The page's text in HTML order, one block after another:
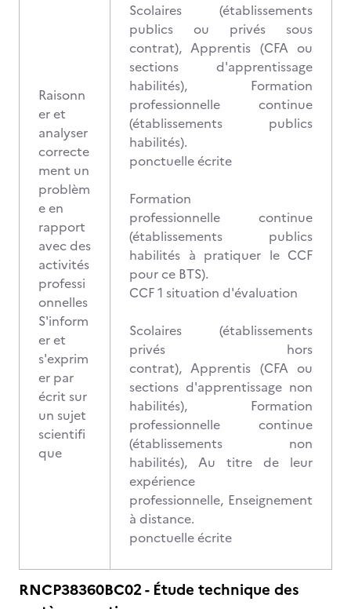
Raisonn
er et
analyser
correcte
ment un
problèm
e en
rapport
avec des
activités
professi
onnelles
S'inform
er et
s'exprim
er par
écrit sur
un sujet
scientifi
que
Scolaires (établissements
publics ou privés sous
contrat), Apprentis (CFA ou
sections d'apprentissage
habilités), Formation
professionnelle continue
(établissements publics
habilités).
ponctuelle écrite
Formation
professionnelle continue
(établissements publics
habilités à pratiquer le CCF
pour ce BTS).
CCF 1 situation d'évaluation
Scolaires (établissements
privés hors
contrat), Apprentis (CFA ou
sections d'apprentissage non
habilités), Formation
professionnelle continue
(établissements non
habilités), Au titre de leur
expérience
professionnelle, Enseignement
à distance.
ponctuelle écrite
RNCP38360BC02 - Étude technique des